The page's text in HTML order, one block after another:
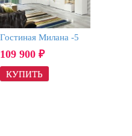
Гостиная Милана -5
109 900 ₽